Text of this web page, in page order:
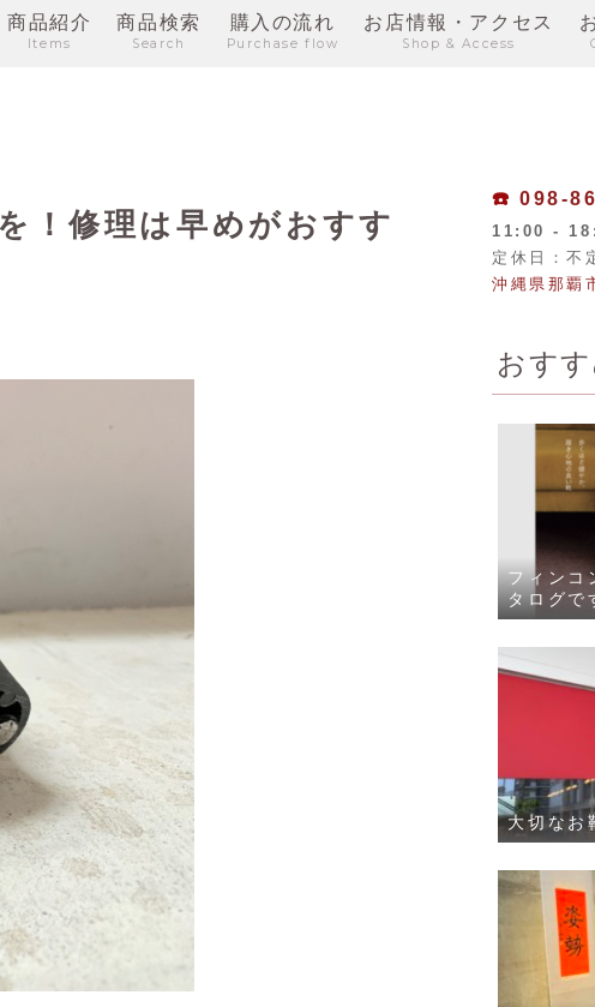
商品紹介
Items
商品検索
Search
購入の流れ
Purchase flow
お店情報・アクセス
Shop & Access
！修理は早めがおすす
☎️098-
11:00 -
定休日：不
沖縄県那覇
おす
フィンコ
タログで
大切なお